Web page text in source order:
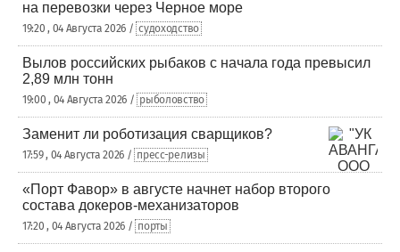
на перевозки через Черное море
19:20 , 04 Августа 2026 / судоходство
Вылов российских рыбаков с начала года превысил
2,89 млн тонн
19:00 , 04 Августа 2026 / рыболовство
Заменит ли роботизация сварщиков?
17:59 , 04 Августа 2026 / пресс-релизы
«Порт Фавор» в августе начнет набор второго
состава докеров-механизаторов
17:20 , 04 Августа 2026 / порты